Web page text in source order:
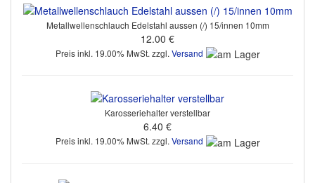
Metallwellenschlauch Edelstahl aussen (/) 15/innen 10mm
12.00 €
Preis inkl. 19.00% MwSt. zzgl. Versand
Karosseriehalter verstellbar
6.40 €
Preis inkl. 19.00% MwSt. zzgl.Versand